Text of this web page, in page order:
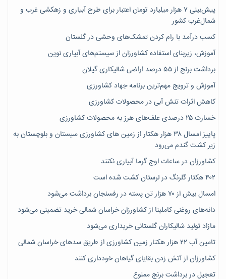
پیش‌بینی ۷‌ هزار میلیارد تومان اعتبار برای طرح آبیاری و زهکشی غرب و
شمال‌غرب کشور
کسب درآمد با رام کردن تمشک‌های وحشی در گلستان
آموزش، زیربنای استفاده کشاورزان از سیستم‌های آبیاری نوین
برداشت برنج از ۵۵ درصد اراضی شالیکاری گیلان
آموزش و ترویج مهم‌ترین برنامه جهاد کشاورزی
کاهش اثرات تنش آبی در محصولات کشاورزی
خسارت ۲۵ درصدی علف‌های هرز به محصولات کشاورزی
پاییز امسال ۳۸ هزار هکتار از زمین های کشاورزی سیستان و بلوچستان به
زیر کشت گندم می‌رود
کشاورزان در ساعات اوج گرما آبیاری نکنند
۴۰۲ هکتار گلرنگ در لرستان کشت شده است
امسال بیش از ۷۰ هزار تن پسته در رفسنجان برداشت می‌شود
دانه‌های روغنی کاملینا از کشاورزان خراسان شمالی خرید تضمینی می‌شود
مازاد تولید شالیکاران گلستانی خریداری می‌شود
تامین آب ۲۲ هزار هکتار زمین کشاورزی از طریق سدهای خراسان شمالی
کشاورزان از آتش زدن بقایای گیاهان خودداری کنند
تعجیل در برداشت برنج ممنوع